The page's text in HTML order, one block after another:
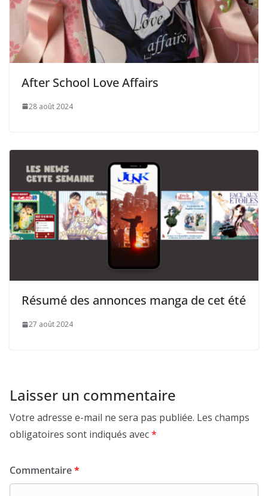
After School Love Affairs
28 août 2024
Résumé des annonces manga de cet été
27 août 2024
Laisser un commentaire
Votre adresse e-mail ne sera pas publiée. Les champs
obligatoires sont indiqués avec*
Commentaire*